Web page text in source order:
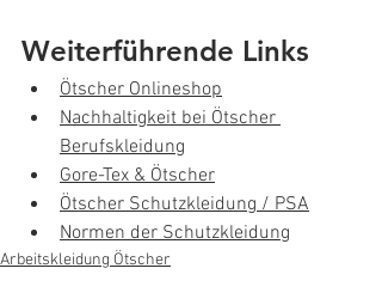
Weiterführende Links
Ötscher Onlineshop
Nachhaltigkeit bei Ötscher
Berufskleidung
Gore-Tex & Ötscher
Ötscher Schutzkleidung / PSA
Normen der Schutzkleidung
Arbeitskleidung Ötscher